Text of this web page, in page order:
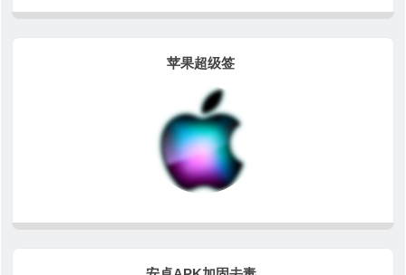
苹果超级签